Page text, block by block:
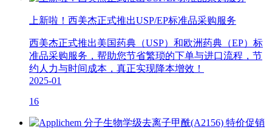
上新啦！西美杰正式推出USP/EP标准品采购服务
西美杰正式推出美国药典（USP）和欧洲药典（EP）标
准品采购服务，帮助您节省繁琐的下单与进口流程，节
约人力与时间成本，真正实现降本增效！
2025-01
16